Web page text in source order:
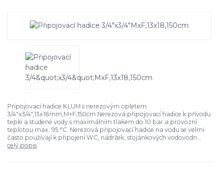
Připojovací hadice KLUM s nerezovým opletem
3/4"x3/4",13x18mm,M+F,150cm Nerezová připojovací hadice k přívodu
teplé a studené vody s maximálním tlakem do 10 bar a provozní
teplotou max. 95 °C. Nerezová připojovací hadice na vodu se velmi
často používají k připojení WC, nádržek, stojánkových vodovodn...
celý popis